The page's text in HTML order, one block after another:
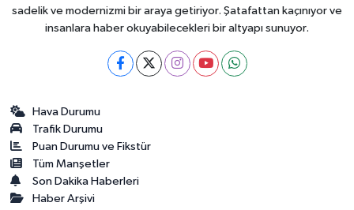
sadelik ve modernizmi bir araya getiriyor. Şatafattan kaçınıyor ve
insanlara haber okuyabilecekleri bir altyapı sunuyor.
Hava Durumu
Trafik Durumu
Puan Durumu ve Fikstür
Tüm Manşetler
Son Dakika Haberleri
Haber Arşivi